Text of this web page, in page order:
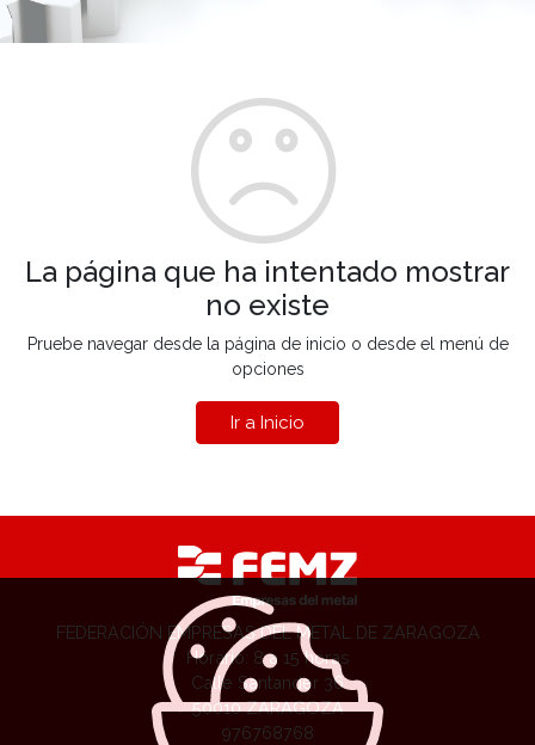
La página que ha intentado mostrar
no existe
Pruebe navegar desde la página de inicio o desde el menú de
opciones
Ir a Inicio
FEDERACIÓN EMPRESAS DEL METAL DE ZARAGOZA
Horario: 8 a 15 horas
Calle Santander 36
50010 ZARAGOZA
976768768